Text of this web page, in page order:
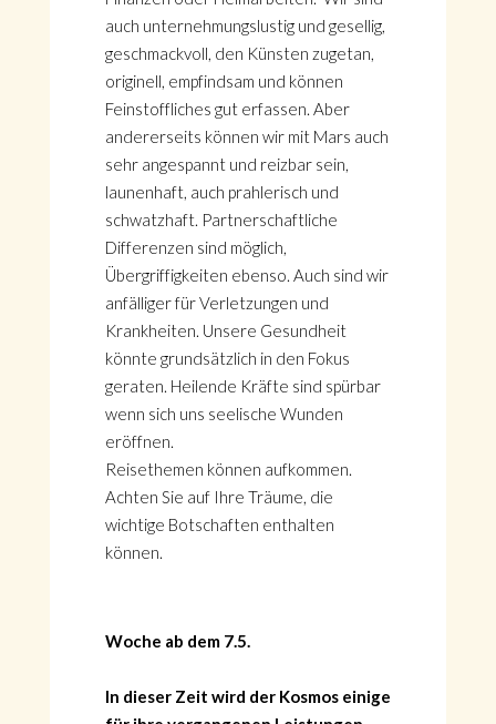
auch unternehmungslustig und gesellig,
geschmackvoll, den Künsten zugetan,
originell, empfindsam und können
Feinstoffliches gut erfassen. Aber
andererseits können wir mit Mars auch
sehr angespannt und reizbar sein,
launenhaft, auch prahlerisch und
schwatzhaft. Partnerschaftliche
Differenzen sind möglich,
Übergriffigkeiten ebenso. Auch sind wir
anfälliger für Verletzungen und
Krankheiten. Unsere Gesundheit
könnte grundsätzlich in den Fokus
geraten. Heilende Kräfte sind spürbar
wenn sich uns seelische Wunden
eröffnen.
Reisethemen können aufkommen.
Achten Sie auf Ihre Träume, die
wichtige Botschaften enthalten
können.
Woche ab dem 7.5.
In dieser Zeit wird der Kosmos einige